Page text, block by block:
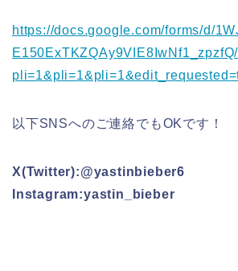
https://docs.google.com/forms/d/
以下SNSへのご連絡でもOKです！
X(Twitter):@yastinbieber6
Instagram:yastin_bieber